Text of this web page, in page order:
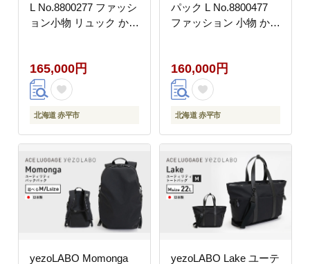
L No.8800277 ファッシ
ョン小物 リュック かば
る ファイル収納 ベルト
付き 日本製 国産 北海
道 赤平市
165,000円
北海道 赤平市
パック L No.8800477
ファッション 小物 かば
が入る ファイル収納 エ
キスパンド機能 日本製
国産 北海道
160,000円
北海道 赤平市
yezoLABO Momonga
yezoLABO Lake ユーテ